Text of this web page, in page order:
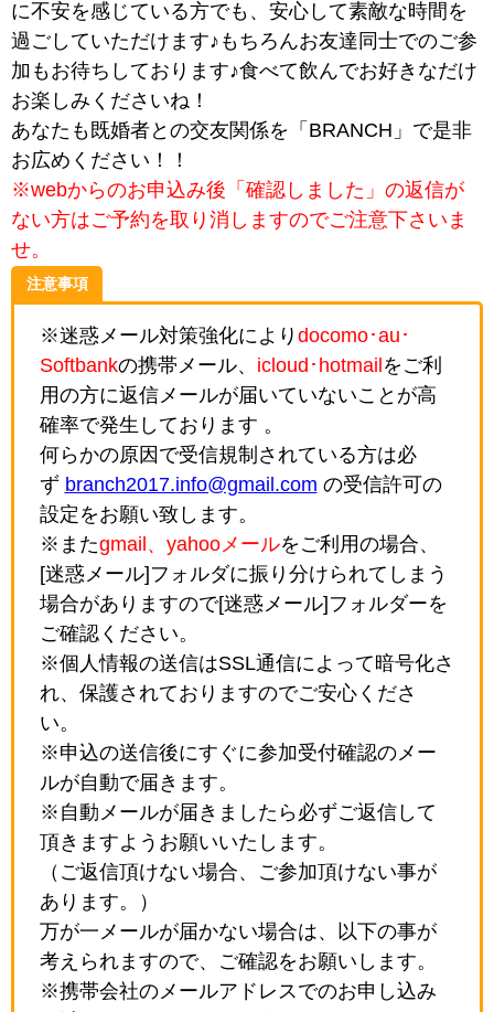
に不安を感じている方でも、安心して素敵な時間を
過ごしていただけます♪もちろんお友達同士でのご参
加もお待ちしております♪食べて飲んでお好きなだけ
お楽しみくださいね！
あなたも既婚者との交友関係を「BRANCH」で是非
お広めください！！
※webからのお申込み後「確認しました」の返信が
ない方はご予約を取り消しますのでご注意下さいま
せ。
注意事項
※迷惑メール対策強化により docomo･au･
Softbankの携帯メール、 icloud･hotmail をご利
用の方に返信メールが届いていないことが高
確率で発生しております 。
何らかの原因で受信規制されている方は必
ず branch2017.info@gmail.com の受信許可の
設定をお願い致します。
※またgmail、yahooメールをご利用の場合、
[迷惑メール]フォルダに振り分けられてしまう
場合がありますので[迷惑メール]フォルダーを
ご確認ください。
※個人情報の送信はSSL通信によって暗号化さ
れ、保護されておりますのでご安心くださ
い。
※申込の送信後にすぐに参加受付確認のメー
ルが自動で届きます。
※自動メールが届きましたら必ずご返信して
頂きますようお願いいたします。
（ご返信頂けない場合、ご参加頂けない事が
あります。）
万が一メールが届かない場合は、以下の事が
考えられますので、ご確認をお願いします。
※携帯会社のメールアドレスでのお申し込み